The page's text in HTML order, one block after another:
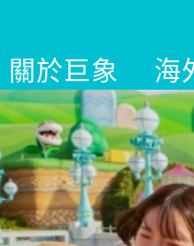
關於巨象 海